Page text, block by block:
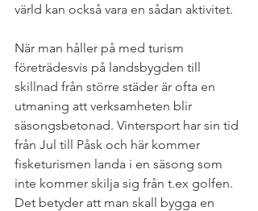
värld kan också vara en sådan aktivitet.
När man håller på med turism
företrädesvis på landsbygden till
skillnad från större städer är ofta en
utmaning att verksamheten blir
säsongsbetonad. Vintersport har sin tid
från Jul till Påsk och här kommer
fisketurismen landa i en säsong som
inte kommer skilja sig från t.ex golfen.
Det betyder att man skall bygga en